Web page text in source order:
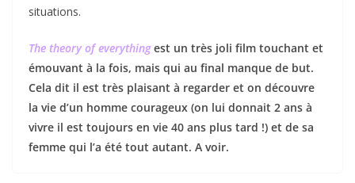
situations.
The theory of everything est un très joli film touchant et
émouvant à la fois, mais qui au final manque de but.
Cela dit il est très plaisant à regarder et on découvre
la vie d’un homme courageux (on lui donnait 2 ans à
vivre il est toujours en vie 40 ans plus tard !) et de sa
femme qui l’a été tout autant. A voir.